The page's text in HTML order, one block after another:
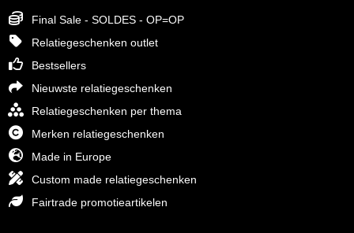
Final Sale - SOLDES - OP=OP
Relatiegeschenken outlet
Bestsellers
Nieuwste relatiegeschenken
Relatiegeschenken per thema
Merken relatiegeschenken
Made in Europe
Custom made relatiegeschenken
Fairtrade promotieartikelen